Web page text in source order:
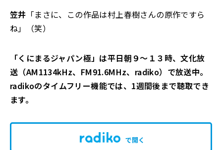
笠井 「まさに、この作品は村上春樹さんの原作ですら
ね」（笑）
「くにまるジャパン極」は平日朝９～１３時、文化放
送（AM1134kHz、FM91.6MHz、radiko）で放送中。
radikoのタイムフリー機能では、1週間後まで聴取でき
ます。
で開く